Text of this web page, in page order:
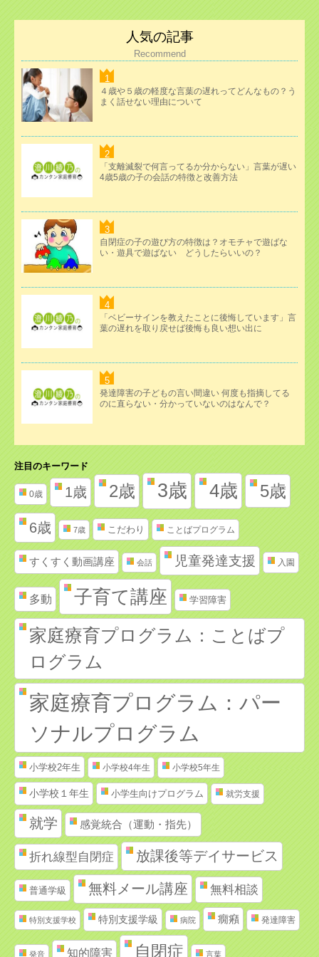
人気の記事
Recommend
４歳や５歳の軽度な言葉の遅れってどんなもの？う
まく話せない理由について
「支離滅裂で何言ってるか分からない」言葉が遅い
4歳5歳の子の会話の特徴と改善方法
自閉症の子の遊び方の特徴は？オモチャで遊ばな
い・遊具で遊ばない どうしたらいいの？
「ベビーサインを教えたことに後悔しています」言
葉の遅れを取り戻せば後悔も良い想い出に
発達障害の子どもの言い間違い 何度も指摘してる
のに直らない・分かっていないのはなんで？
注目のキーワード
0歳 1歳 2歳 3歳 4歳 5歳
6歳 7歳 こだわり ことばプログラム
すくすく動画講座 会話 児童発達支援 入園
多動 子育て講座 学習障害
家庭療育プログラム：ことばプ
ログラム
家庭療育プログラム：パー
ソナルプログラム
小学校2年生 小学校4年生 小学校5年生
小学校１年生 小学生向けプログラム 就労支援
就学 感覚統合（運動・指先）
折れ線型自閉症 放課後等デイサービス
普通学級 無料メール講座 無料相談
特別支援学校 特別支援学級 病院 癇癪 発達障害
発音 知的障害 自閉症 言葉